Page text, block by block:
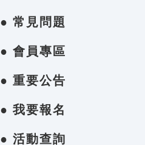
● 常見問題
● 會員專區
● 重要公告
● 我要報名
● 活動查詢